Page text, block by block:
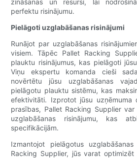
zināšanas un resursi, lai
perfektu risinājumu.
Pielāgoti uzglabāšanas risinājumi
Runājot par uzglabāšanas
visiem. Tāpēc Pallet Racking
plauktu risinājumus, kas pielāgoti
Viņu ekspertu komanda cieši
novērtētu jūsu uzglabāšanas
pielāgotu plauktu sistēmu, kas
efektivitāti. Izprotot jūsu uzņēmuma
prasības, Pallet Racking Supplier
uzglabāšanas risinājumu, kas
specifikācijām.
Izmantojot pielāgotus
Racking Supplier, jūs varat